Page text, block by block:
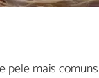
pele mais